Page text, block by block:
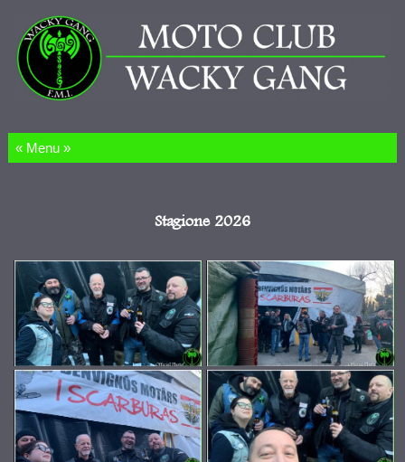
Salta al contenuto
Stagione 2026